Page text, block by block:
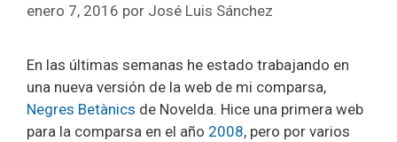
enero 7, 2016 por José Luis Sánchez
En las últimas semanas he estado trabajando en
una nueva versión de la web de mi comparsa,
Negres Betànics de Novelda. Hice una primera web
para la comparsa en el año 2008, pero por varios